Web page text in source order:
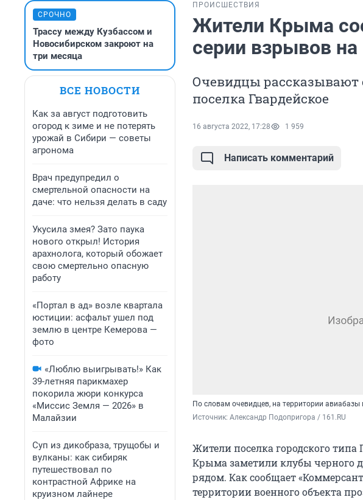
СРОЧНО
Трассу между Кузбассом и
Новосибирском закроют на
три месяца
ВСЕ НОВОСТИ
Как за август подготовить
огород к зиме и не потерять
урожай в Сибири — советы
агронома
Врач предупредил о
смертельной опасности на
даче: что нельзя делать в саду
Укусила змея? Зато паука
нового открыл! История
арахнолога, который обожает
свою смертельно опасную
работу
«Портал в ад» возле квартала
юстиции: асфальт ушел под
землю в центре Кемерова —
фото
«Люблю выигрывать!» Как
39-летняя парикмахер
покорила жюри конкурса
«Миссис Земля — 2026» в
Малайзии
Суп из дикобраза, трущобы и
вулканы: как сибиряк
путешествовал по
контрастной Африке на
круизном лайнере
ПРОИСШЕСТВИЯ
Жители Крыма
серии взрывов на
Очевидцы рассказывают
поселка Гвардейское
16 августа 2022, 17:28 1 959
Написать комментарий
По словам очевидцев, на территории
Источник: Александр Подопригора / 161.RU
Жители поселка городского
Крыма заметили клубы черного
рядом. Как сообщает
территории военного объекта